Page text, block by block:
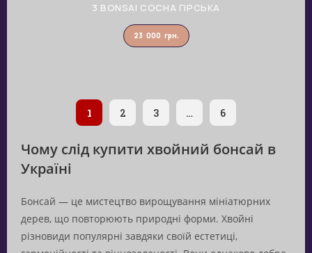
3 BONSAI СОСНА ГІРСЬКА
23 000 грн.
1 2 3 … 6
Чому слід купити хвойний бонсай в
Україні
Бонсай — це мистецтво вирощування мініатюрних
дерев, що повторюють природні форми. Хвойні
різновиди популярні завдяки своїй естетиці,